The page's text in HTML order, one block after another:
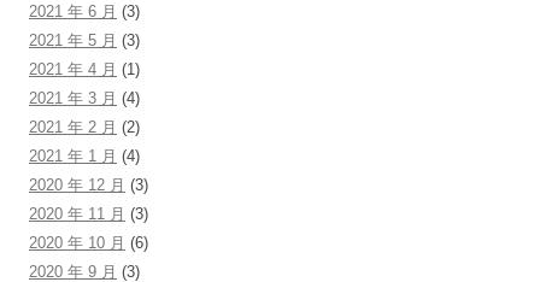
2021 年 6 月 (3)
2021 年 5 月 (3)
2021 年 4 月 (1)
2021 年 3 月 (4)
2021 年 2 月 (2)
2021 年 1 月 (4)
2020 年 12 月 (3)
2020 年 11 月 (3)
2020 年 10 月 (6)
2020 年 9 月 (3)